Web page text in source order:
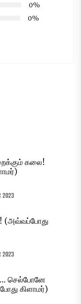
0%
0%
கலை!
2023
(அவ்வப்போது
2023
செல்போனே
கிளாமர்)